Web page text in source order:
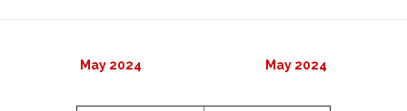
May 2024 May 2024